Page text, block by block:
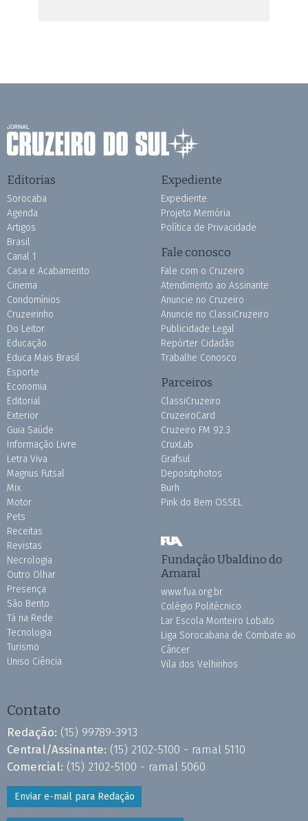
Editorias
Sorocaba
Agenda
Artigos
Brasil
Canal 1
Casa e Acabamento
Cinema
Condomínios
Cruzeirinho
Do Leitor
Educação
Educa Mais Brasil
Esporte
Economia
Editorial
Exterior
Guia Saúde
Informação Livre
Letra Viva
Magnus Futsal
Mix
Motor
Pets
Receitas
Revistas
Necrologia
Outro Olhar
Presença
São Bento
Tá na Rede
Tecnologia
Turismo
Uniso Ciência
Expediente
Expediente
Projeto Memória
Política de Privacidade
Fale conosco
Fale com o Cruzeiro
Atendimento ao Assinante
Anuncie no Cruzeiro
Anuncie no ClassiCruzeiro
Publicidade Legal
Repórter Cidadão
Trabalhe Conosco
Parceiros
ClassiCruzeiro
CruzeiroCard
Cruzeiro FM 92.3
CruxLab
Grafsul
Depositphotos
Burh
Pink do Bem OSSEL
Fundação Ubaldino do
Amaral
www.fua.org.br
Colégio Politécnico
Lar Escola Monteiro Lobato
Liga Sorocabana de Combate ao
Câncer
Vila dos Velhinhos
Contato
Redação: (15) 99789-3913
Central/Assinante: (15) 2102-5100 - ramal 5110
Comercial: (15) 2102-5100 - ramal 5060
Enviar e-mail para Redação